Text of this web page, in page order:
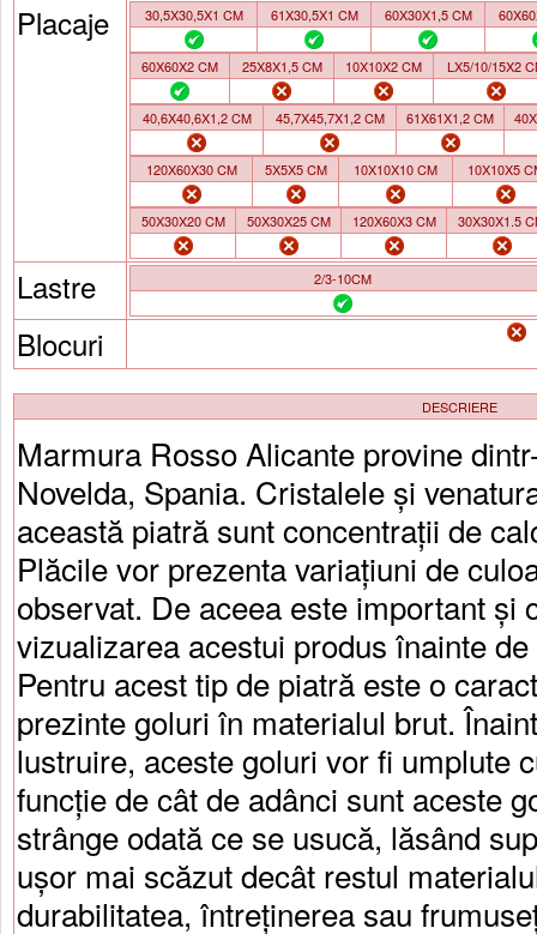
Placaje 30,5X30,5X1 CM 61X30,5X1 CM 60X30X1,5 CM
60X60X2 CM 25X8X1,5 CM 10X10X2 CM LX5/10/15X2
40,6X40,6X1,2 CM 45,7X45,7X1,2 CM 61X61X1,2 CM
120X60X30 CM 5X5X5 CM 10X10X10 CM 10X10X5
50X30X20 CM 50X30X25 CM 120X60X3 CM 30X30X1.5
Lastre 2/3-10CM
Blocuri
DESCRIERE
Marmura Rosso Alicante provine
Novelda, Spania. Cristalele și
această piatră sunt concentrații de
Plăcile vor prezenta variațiuni de
observat. De aceea este important și
vizualizarea acestui produs înainte
Pentru acest tip de piatră este o
prezinte goluri în materialul brut.
lustruire, aceste goluri vor fi umplute
funcție de cât de adânci sunt aceste
strânge odată ce se usucă, lăsând
ușor mai scăzut decât restul
durabilitatea, întreținerea sau